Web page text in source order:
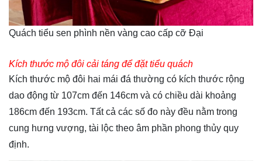
Quách tiểu sen phình nền vàng cao cấp cỡ Đại
Kích thước mộ đôi cải táng để đặt tiểu quách
Kích thước mộ đôi hai mái đá thường có kích thước rộng
dao động từ 107cm đến 146cm và có chiều dài khoảng
186cm đến 193cm. Tất cả các số đo này đều nằm trong
cung hưng vượng, tài lộc theo âm phần phong thủy quy
định.